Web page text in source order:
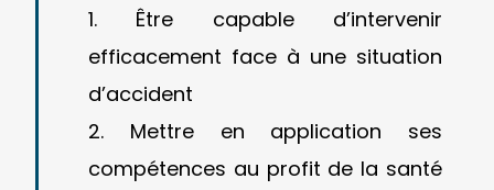
Être capable d’intervenir
efficacement face à une situation
d’accident
Mettre en application ses
compétences au profit de la santé